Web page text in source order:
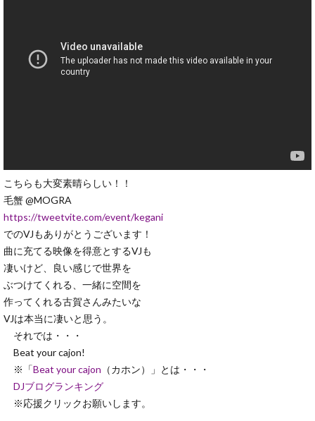
こちらも大変素晴らしい！！
毛蟹 @MOGRA
https://tweetvite.com/event/kegani
でのVJもありがとうございます！
曲に充てる映像を得意とするVJも
凄いけど、良い感じで世界を
ぶつけてくれる、一緒に空間を
作ってくれる古賀さんみたいな
VJは本当に凄いと思う。
それでは・・・
Beat your cajon!
※「Beat your cajon （カホン）」とは・・・
DJブログランキング
※応援クリックお願いします。